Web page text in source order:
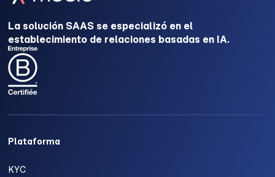
La solución SAAS se especializó en el
establecimiento de relaciones basadas en IA.
Plataforma
KYC